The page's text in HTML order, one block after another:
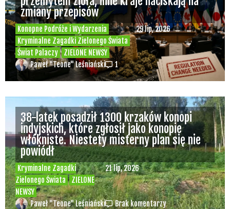
Konopne Podróże i Wydarzenia
Kryminalne Zagadki Zielonego Świata
Świat Palaczy
ZIELONE NEWSY
29 lip, 2026
zmiany przepisów
Paweł "Teone" Leśniański 1
Kryminalne Zagadki
Zielonego Świata
ZIELONE
NEWSY
21 lip, 2026
38-latek posadził 1300 krzaków konopi
indyjskich, które zgłosił jako konopie
włókniste. Niestety misterny plan się nie
powiódł
Paweł "Teone" Leśniański Brak komentarzy